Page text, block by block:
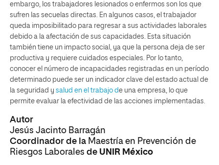
embargo, los trabajadores lesionados o enfermos son los que
sufren las secuelas directas. En algunos casos, el trabajador
queda imposibilitado para regresar a sus actividades laborales
debido a la afectación de sus capacidades. Esta situación
también tiene un impacto social, ya que la persona deja de ser
productiva y requiere cuidados especiales. Por lo tanto,
conocer el número de incapacidades registradas en un período
determinado puede ser un indicador clave del estado actual de
la seguridad y salud en el trabajo de una empresa, lo que
permite evaluar la efectividad de las acciones implementadas.
Autor
Jesús Jacinto Barragán
Coordinador de la Maestría en Prevención de
Riesgos Laborales de UNIR México